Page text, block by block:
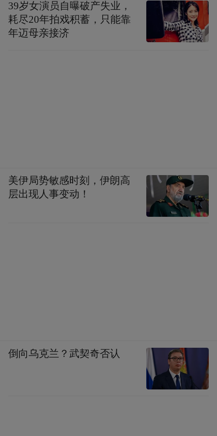
39岁女演员自曝破产失业，
耗尽20年拍戏积蓄，只能靠
年迈母亲接济
美伊局势敏感时刻，伊朗高
层出现人事变动！
倒向乌克兰？武契奇否认